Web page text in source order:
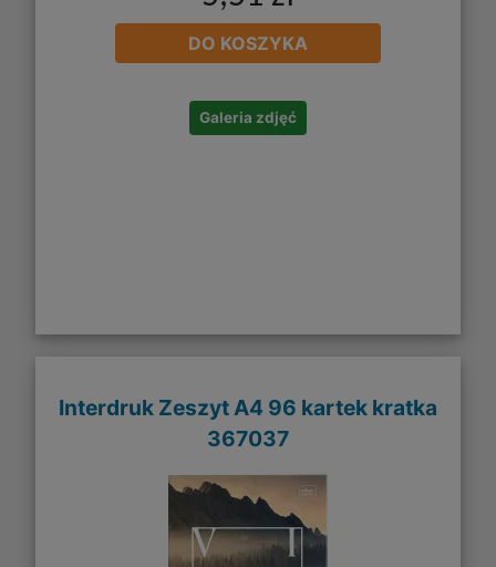
DO KOSZYKA
Galeria zdjęć
Interdruk Zeszyt A4 96 kartek kratka
367037